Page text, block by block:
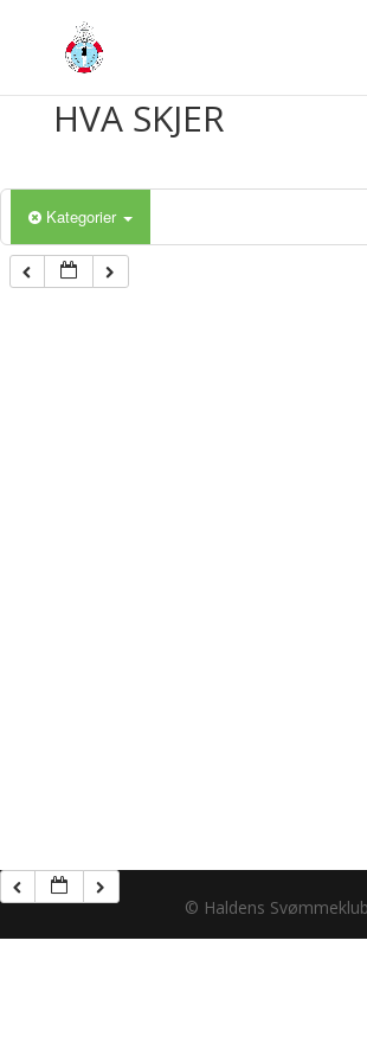
HVA SKJER
Kategorier
© Haldens